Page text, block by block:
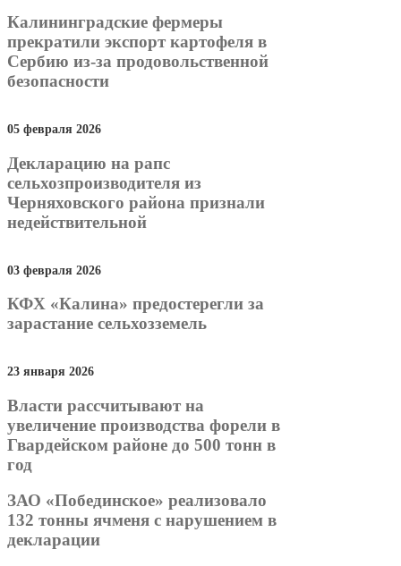
Калининградские фермеры
прекратили экспорт картофеля в
Сербию из-за продовольственной
безопасности
05 февраля 2026
Декларацию на рапс
сельхозпроизводителя из
Черняховского района признали
недействительной
03 февраля 2026
КФХ «Калина» предостерегли за
зарастание сельхозземель
23 января 2026
Власти рассчитывают на
увеличение производства форели в
Гвардейском районе до 500 тонн в
год
ЗАО «Побединское» реализовало
132 тонны ячменя с нарушением в
декларации